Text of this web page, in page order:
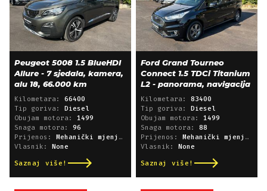
Peugeot 5008 1.5 BlueHDI
Allure - 7 sjedala, kamera,
alu 18, 66.000 km
Kilometara: 66400
Tip goriva: Diesel
Obujam motora: 1499
Snaga motora: 96
Prijenos: Mehanički mjenjač
Vlasnik: None
Saznaj više!
Ford Grand Tourneo
Connect 1.5 TDCi Titanium
L2 - panorama, navigacija
Kilometara: 83400
Tip goriva: Diesel
Obujam motora: 1499
Snaga motora: 88
Prijenos: Mehanički mjenjač
Vlasnik: None
Saznaj više!